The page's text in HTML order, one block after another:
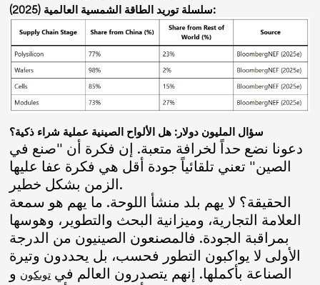
سلسلة توريد الطاقة الشمسية العالمية (2025):
سؤال المليون دولار: هل الألواح الصينية عملية شراء ذكية؟
دعونا نضع حداً لخرافة متعبة. إن فكرة أن "صنع في
الصين" تعني تلقائياً جودة أقل هي فكرة عفا عليها
الزمن بشكل خطير.
الحقيقة؟ لا يهم بلد منشأ اللوحة. ما يهم هو سمعة
العلامة التجارية، وميزانية البحث والتطوير، وهوسها
بمراقبة الجودة. فالمصنعون الصينيون من الدرجة
الأولى لا يواكبون التطور فحسب، بل يحددون وتيرة
الصناعة بأكملها. إنهم يتصدرون العالم في توبكون و